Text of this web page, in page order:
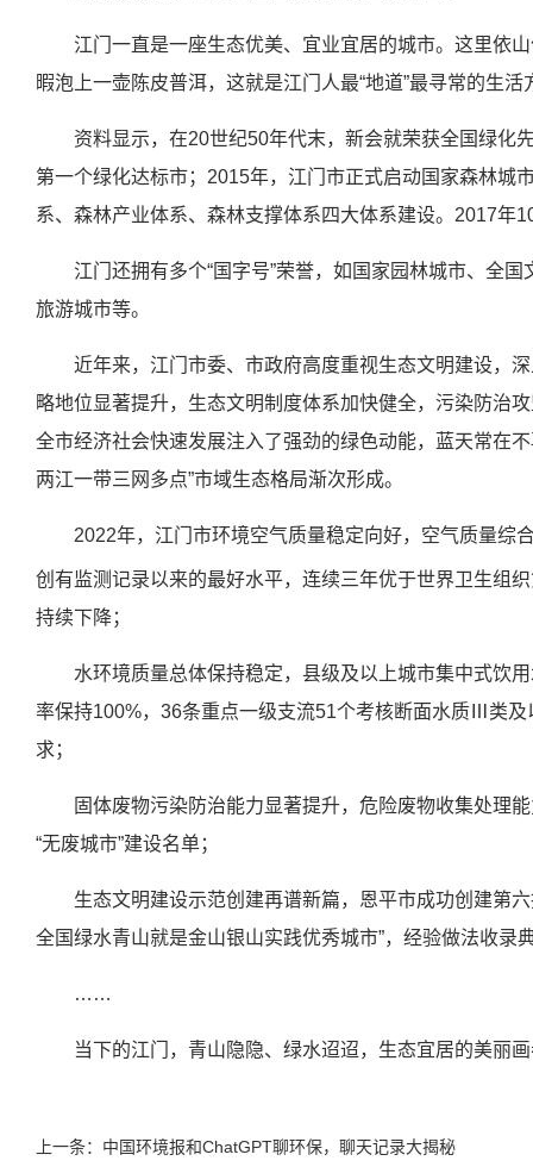
江门一直是一座生态优美、宜业宜居的城市。这里依
暇泡上一壶陈皮普洱，这就是江门人最“地道”最寻常的生活
资料显示，在20世纪50年代末，新会就荣获全国绿化
第一个绿化达标市；2015年，江门市正式启动国家森林城
系、森林产业体系、森林支撑体系四大体系建设。2017年
江门还拥有多个“国字号”荣誉，如国家园林城市、全
旅游城市等。
近年来，江门市委、市政府高度重视生态文明建设，
略地位显著提升，生态文明制度体系加快健全，污染防治
全市经济社会快速发展注入了强劲的绿色动能，蓝天常在
两江一带三网多点”市域生态格局渐次形成。
2022年，江门市环境空气质量稳定向好，空气质量综
创有监测记录以来的最好水平，连续三年优于世界卫生组
持续下降；
水环境质量总体保持稳定，县级及以上城市集中式饮
率保持100%，36条重点一级支流51个考核断面水质Ⅲ类
求；
固体废物污染防治能力显著提升，危险废物收集处理
“无废城市”建设名单；
生态文明建设示范创建再谱新篇，恩平市成功创建第
全国绿水青山就是金山银山实践优秀城市”，经验做法收录
……
当下的江门，青山隐隐、绿水迢迢，生态宜居的美丽
上一条：中国环境报和ChatGPT聊环保，聊天记录大揭秘